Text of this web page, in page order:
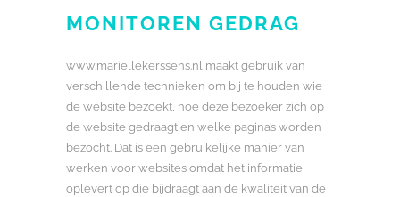
MONITOREN GEDRAG
www.mariellekerssens.nl maakt gebruik van
verschillende technieken om bij te houden wie
de website bezoekt, hoe deze bezoeker zich op
de website gedraagt en welke pagina’s worden
bezocht. Dat is een gebruikelijke manier van
werken voor websites omdat het informatie
oplevert op die bijdraagt aan de kwaliteit van de